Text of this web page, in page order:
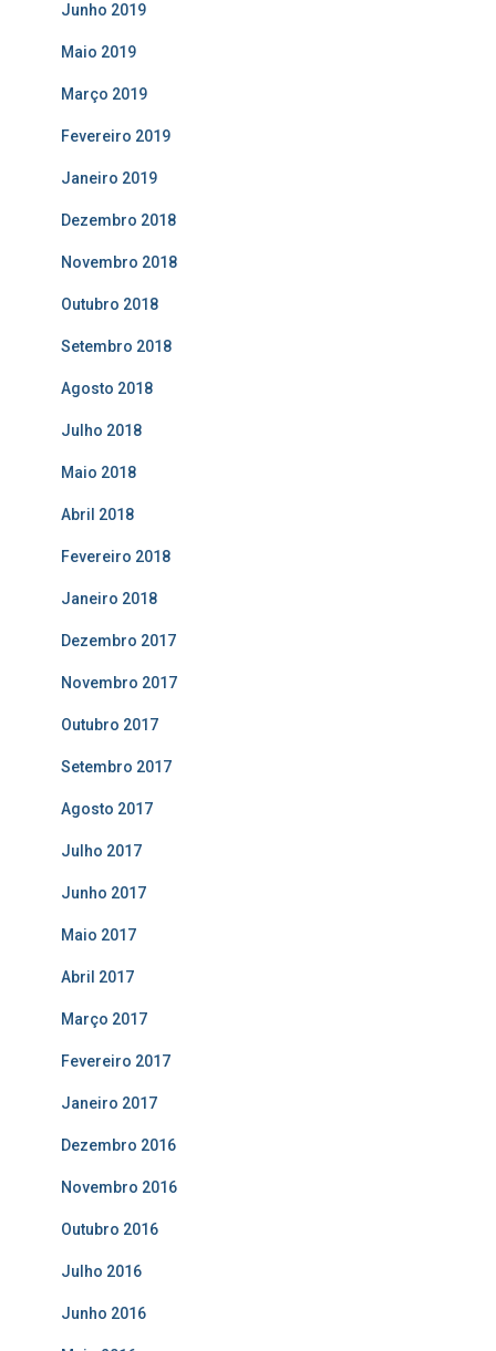
Junho 2019
Maio 2019
Março 2019
Fevereiro 2019
Janeiro 2019
Dezembro 2018
Novembro 2018
Outubro 2018
Setembro 2018
Agosto 2018
Julho 2018
Maio 2018
Abril 2018
Fevereiro 2018
Janeiro 2018
Dezembro 2017
Novembro 2017
Outubro 2017
Setembro 2017
Agosto 2017
Julho 2017
Junho 2017
Maio 2017
Abril 2017
Março 2017
Fevereiro 2017
Janeiro 2017
Dezembro 2016
Novembro 2016
Outubro 2016
Julho 2016
Junho 2016